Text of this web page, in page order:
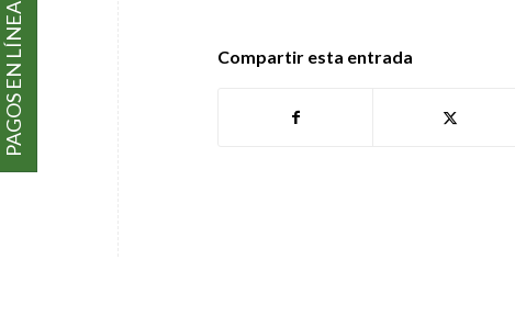
Compartir esta entrada
PAGOS EN LÍNEA